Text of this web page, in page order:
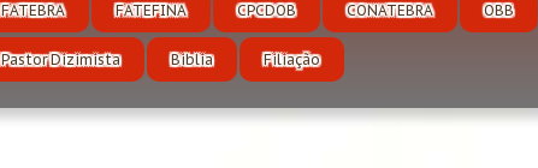
FATEBRA FATEFINA CPCDOB CONATEBRA OBB
Pastor Dizimista Biblia Filiação